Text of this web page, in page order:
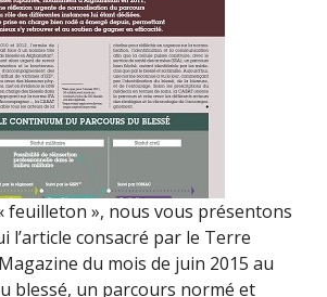
feuilleton », nous vous présentons
l’article consacré par le Terre
du mois de juin 2015 au
blessé, un parcours normé et